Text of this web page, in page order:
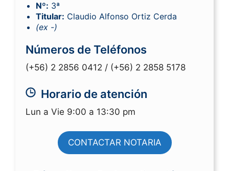
Nº: 3ª
Titular: Claudio Alfonso Ortiz Cerda
(ex -)
Números de Teléfonos
(+56) 2 2856 0412 / (+56) 2 2858 5178
Horario de atención
Lun a Vie 9:00 a 13:30 pm
CONTACTAR NOTARIA